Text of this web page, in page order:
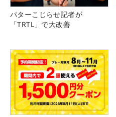
パターこじらせ記者が
「TRTL」で大改善